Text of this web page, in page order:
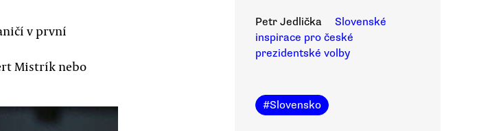
v první
Mistrík nebo
Petr Jedlička
Slovenské
inspirace pro české
prezidentské volby
#Slovensko